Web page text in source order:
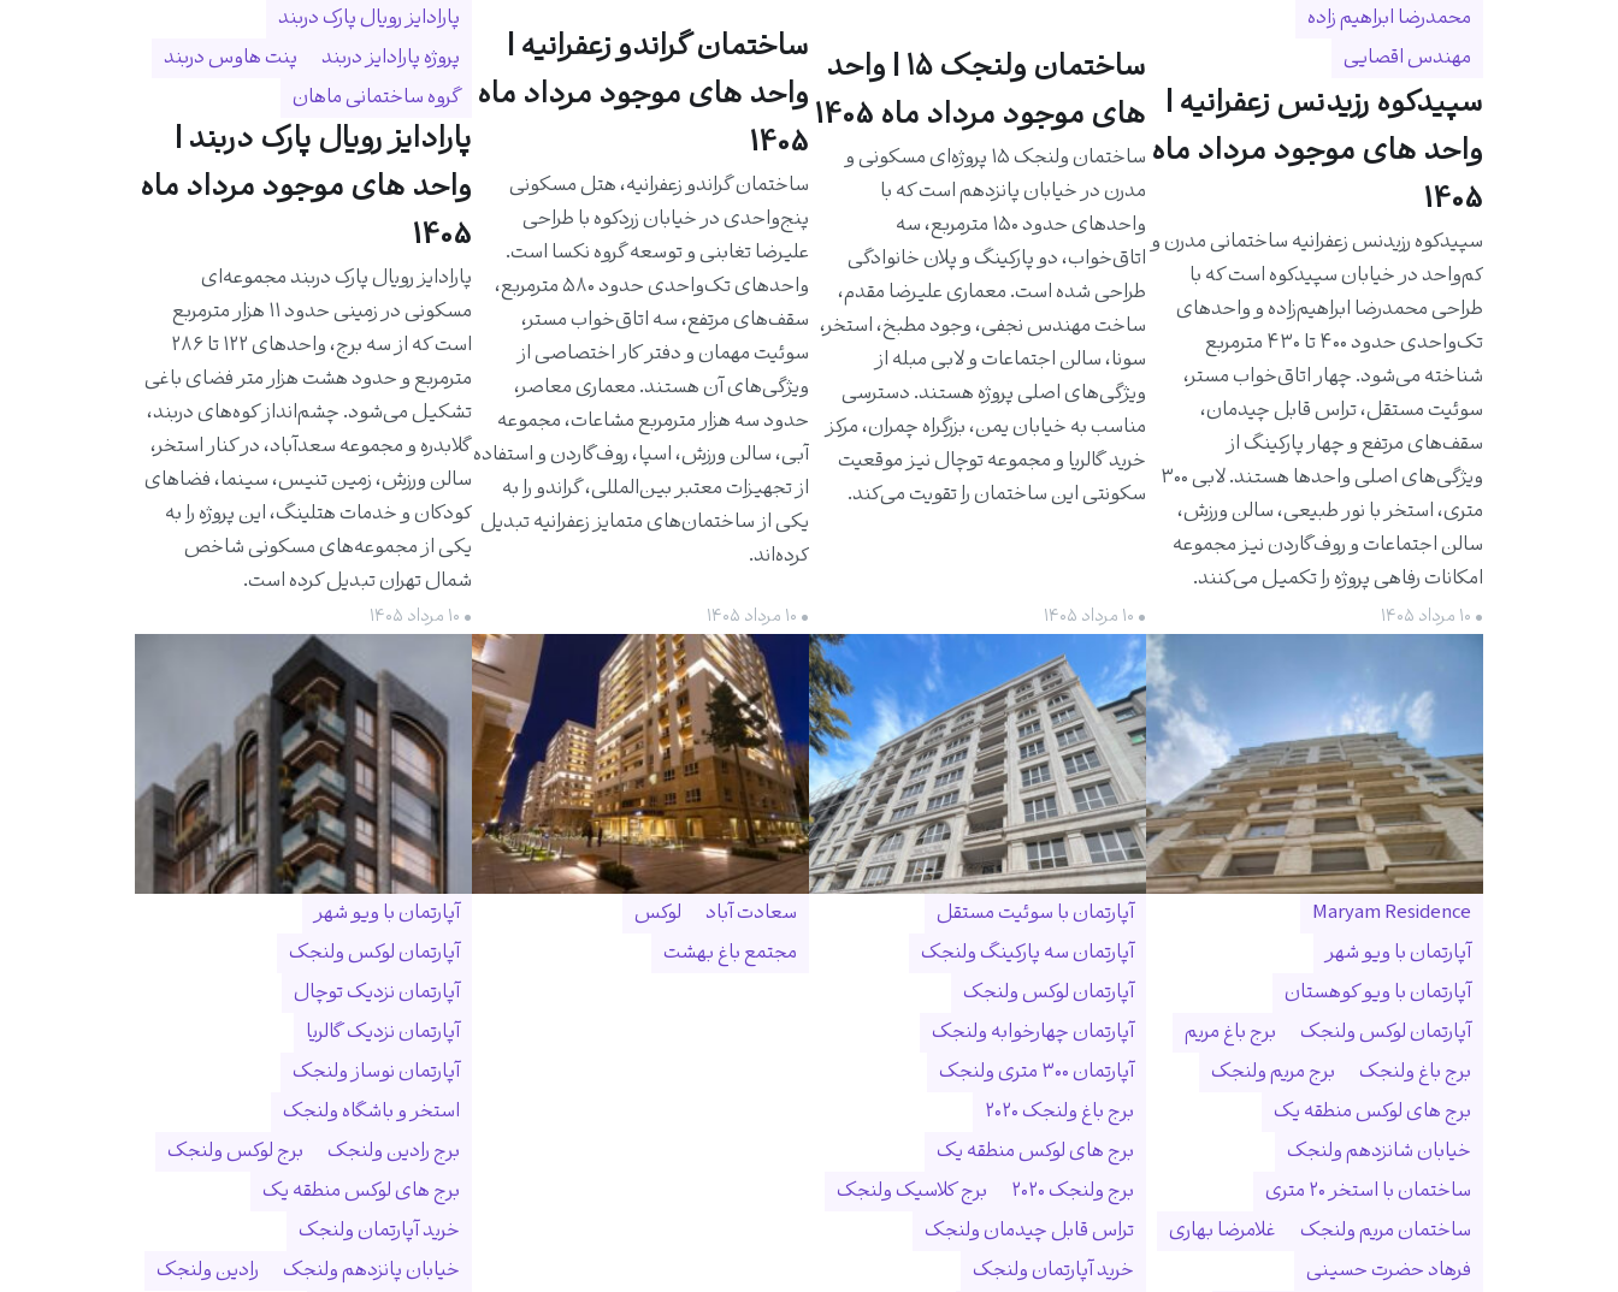
محمدرضا ابراهیم زاده
مهندس اقصایی
سپیدکوه رزیدنس زعفرانیه |
واحد های موجود مرداد ماه
1405
سپیدکوه رزیدنس زعفرانیه ساختمانی مدرن و
کم‌واحد در خیابان سپیدکوه است که با
طراحی محمدرضا ابراهیم‌زاده و واحدهای
تک‌واحدی حدود ۴۰۰ تا ۴۳۰ مترمربع
شناخته می‌شود. چهار اتاق‌خواب مستر،
سوئیت مستقل، تراس قابل چیدمان،
سقف‌های مرتفع و چهار پارکینگ از
ویژگی‌های اصلی واحدها هستند. لابی ۳۰۰
متری، استخر با نور طبیعی، سالن ورزش،
سالن اجتماعات و روف‌گاردن نیز مجموعه
امکانات رفاهی پروژه را تکمیل می‌کنند.
• ۱۰ مرداد ۱۴۰۵
ساختمان ولنجک ۱۵ | واحد
های موجود مرداد ماه 1405
ساختمان ولنجک ۱۵ پروژه‌ای مسکونی و
مدرن در خیابان پانزدهم است که با
واحدهای حدود ۱۵۰ مترمربع، سه
اتاق‌خواب، دو پارکینگ و پلان خانوادگی
طراحی شده است. معماری علیرضا مقدم،
ساخت مهندس نجفی، وجود مطبخ، استخر،
سونا، سالن اجتماعات و لابی مبله از
ویژگی‌های اصلی پروژه هستند. دسترسی
مناسب به خیابان یمن، بزرگراه چمران، مرکز
خرید گالریا و مجموعه توچال نیز موقعیت
سکونتی این ساختمان را تقویت می‌کند.
• ۱۰ مرداد ۱۴۰۵
ساختمان گراندو زعفرانیه |
واحد های موجود مرداد ماه
1405
ساختمان گراندو زعفرانیه، هتل مسکونی
پنج‌واحدی در خیابان زردکوه با طراحی
علیرضا تغابنی و توسعه گروه نکسا است.
واحدهای تک‌واحدی حدود ۵۸۰ مترمربع،
سقف‌های مرتفع، سه اتاق‌خواب مستر،
سوئیت مهمان و دفتر کار اختصاصی از
ویژگی‌های آن هستند. معماری معاصر،
حدود سه هزار مترمربع مشاعات، مجموعه
آبی، سالن ورزش، اسپا، روف‌گاردن و استفاده
از تجهیزات معتبر بین‌المللی، گراندو را به
یکی از ساختمان‌های متمایز زعفرانیه تبدیل
کرده‌اند.
• ۱۰ مرداد ۱۴۰۵
پارادایز رویال پارک دربند
پروژه پارادایز دربند
پنت هاوس دربند
گروه ساختمانی ماهان
پارادایز رویال پارک دربند |
واحد های موجود مرداد ماه
1405
پارادایز رویال پارک دربند مجموعه‌ای
مسکونی در زمینی حدود ۱۱ هزار مترمربع
است که از سه برج، واحدهای ۱۲۲ تا ۲۸۶
مترمربع و حدود هشت هزار متر فضای باغی
تشکیل می‌شود. چشم‌انداز کوه‌های دربند،
گلابدره و مجموعه سعدآباد، در کنار استخر،
سالن ورزش، زمین تنیس، سینما، فضاهای
کودکان و خدمات هتلینگ، این پروژه را به
یکی از مجموعه‌های مسکونی شاخص
شمال تهران تبدیل کرده است.
• ۱۰ مرداد ۱۴۰۵
Maryam Residence
آپارتمان با ویو شهر
آپارتمان با ویو کوهستان
آپارتمان لوکس ولنجک
برج باغ مریم
برج باغ ولنجک
برج مریم ولنجک
برج های لوکس منطقه یک
خیابان شانزدهم ولنجک
ساختمان با استخر ۲۰ متری
ساختمان مریم ولنجک
غلامرضا بهاری
فرهاد حضرت حسینی
آپارتمان با سوئیت مستقل
آپارتمان سه پارکینگ ولنجک
آپارتمان لوکس ولنجک
آپارتمان چهارخوابه ولنجک
آپارتمان ۳۰۰ متری ولنجک
برج باغ ولنجک ۲۰۲۰
برج های لوکس منطقه یک
برج ولنجک ۲۰۲۰
برج کلاسیک ولنجک
تراس قابل چیدمان ولنجک
خرید آپارتمان ولنجک
سعادت آباد
لوکس
مجتمع باغ بهشت
آپارتمان با ویو شهر
آپارتمان لوکس ولنجک
آپارتمان نزدیک توچال
آپارتمان نزدیک گالریا
آپارتمان نوساز ولنجک
استخر و باشگاه ولنجک
برج رادین ولنجک
برج لوکس ولنجک
برج های لوکس منطقه یک
خرید آپارتمان ولنجک
خیابان پانزدهم ولنجک
رادین ولنجک